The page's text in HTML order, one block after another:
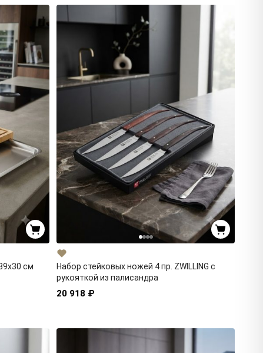
см
Набор стейковых ножей 4 пр. ZWILLING с
рукояткой из палисандра
20 918 ₽